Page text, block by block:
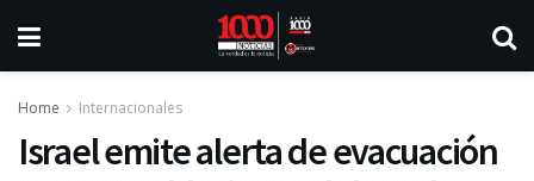
Home Internacionales
Israel emite alerta de evacuación